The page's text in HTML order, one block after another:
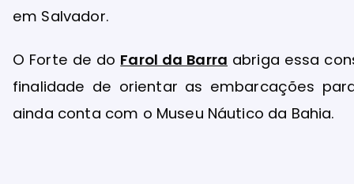
em Salvador.
O Forte de do Farol da Barra abriga essa
finalidade de orientar as embarcações
ainda conta com o Museu Náutico da Bahia.